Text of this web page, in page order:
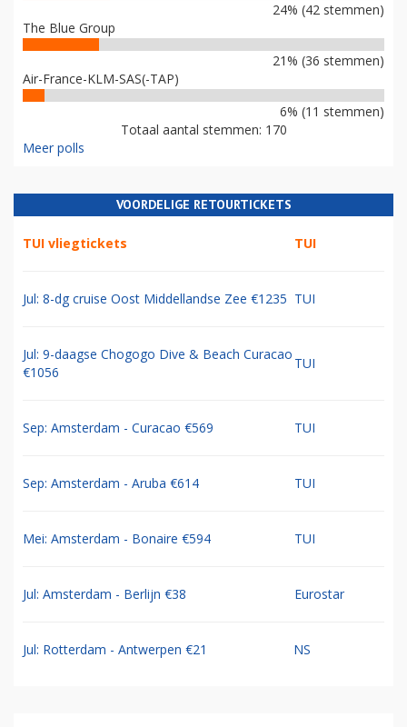
24% (42 stemmen)
The Blue Group
21% (36 stemmen)
Air-France-KLM-SAS(-TAP)
6% (11 stemmen)
Totaal aantal stemmen: 170
Meer polls
VOORDELIGE RETOURTICKETS
TUI vliegtickets TUI
Jul: 8-dg cruise Oost Middellandse Zee €1235 TUI
Jul: 9-daagse Chogogo Dive & Beach Curacao
€1056
TUI
Sep: Amsterdam - Curacao €569 TUI
Sep: Amsterdam - Aruba €614 TUI
Mei: Amsterdam - Bonaire €594 TUI
Jul: Amsterdam - Berlijn €38 Eurostar
Jul: Rotterdam - Antwerpen €21 NS